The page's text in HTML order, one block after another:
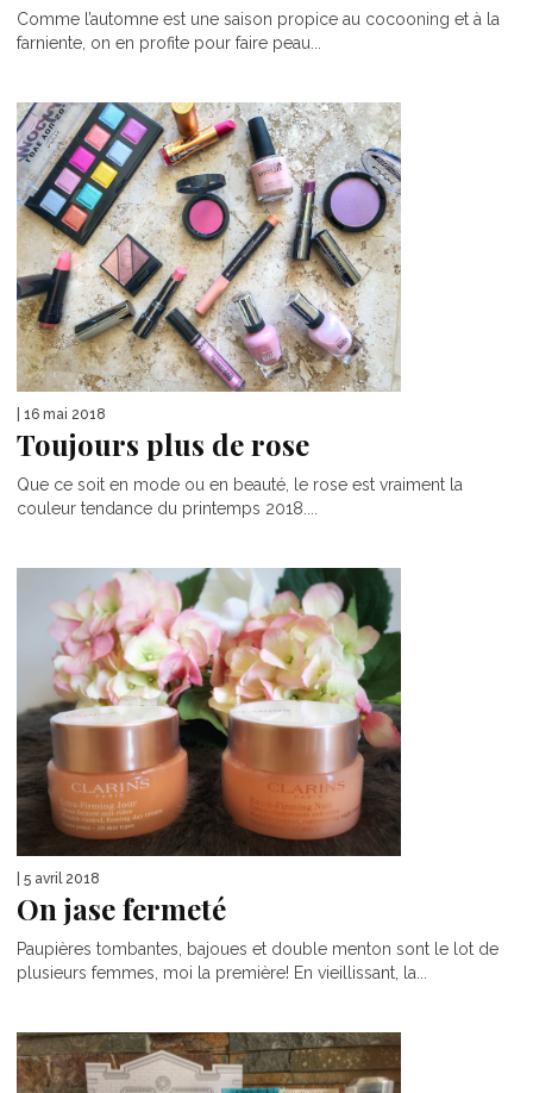
Comme l’automne est une saison propice au cocooning et à la
farniente, on en profite pour faire peau...
| 16 mai 2018
Toujours plus de rose
Que ce soit en mode ou en beauté, le rose est vraiment la
couleur tendance du printemps 2018....
| 5 avril 2018
On jase fermeté
Paupières tombantes, bajoues et double menton sont le lot de
plusieurs femmes, moi la première! En vieillissant, la...